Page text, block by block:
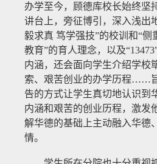
办学至今，顾德库校长始终坚
讲台上，旁征博引，深入浅出
毅求真 笃学强技”的校训和“侧
教育”的育人理念，以及
内涵，还会面向学生介绍学校
索、艰苦创业的办学历程……
告的方式让学生真切地认识到
内涵和艰苦的创业历程，激发
解华德的基础上主动融入华德
情。